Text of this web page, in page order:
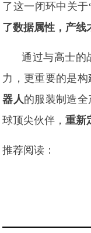
了这一闭环中关
了数据属性，产线
通过与高士的
力，更重要的是构
器人的服装制造
球顶尖伙伴，重新
推荐阅读：